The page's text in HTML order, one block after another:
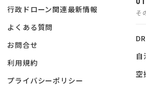
行政ドローン関連最新情報
よくある質問
お問合せ
利用規約
プライバシーポリシー
そ
自
空